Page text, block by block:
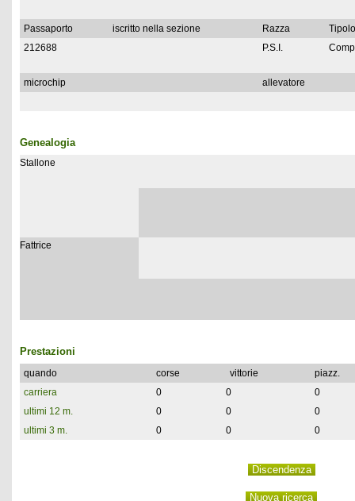
Passaporto iscritto nella sezione Razza
212688
P.S.I.
microchip allevatore
Genealogia
Stallone
Fattrice
Prestazioni
quando corse vittorie
piazz.
carriera
0 0
0
ultimi 12 m.
0 0
0
ultimi 3 m.
0 0 0